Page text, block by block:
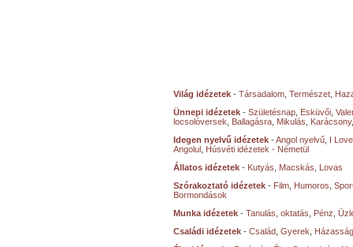
Világ idézetek - Társadalom Természet
Ünnepi idézetek - Születésnap Esküvői
locsolóversek
Ballagásra Mikulás Karácsony
Idegen nyelvű idézetek -Angol nyelvű I
Angolul Húsvéti idézetek - Németül
Állatos idézetek - Kutyás Macskás
Lovas
Szórakoztató idézetek - Film Humoros
Bormondások
Munka idézetek - Tanulás, oktatás Pénz
Családi idézetek - Család Gyerek